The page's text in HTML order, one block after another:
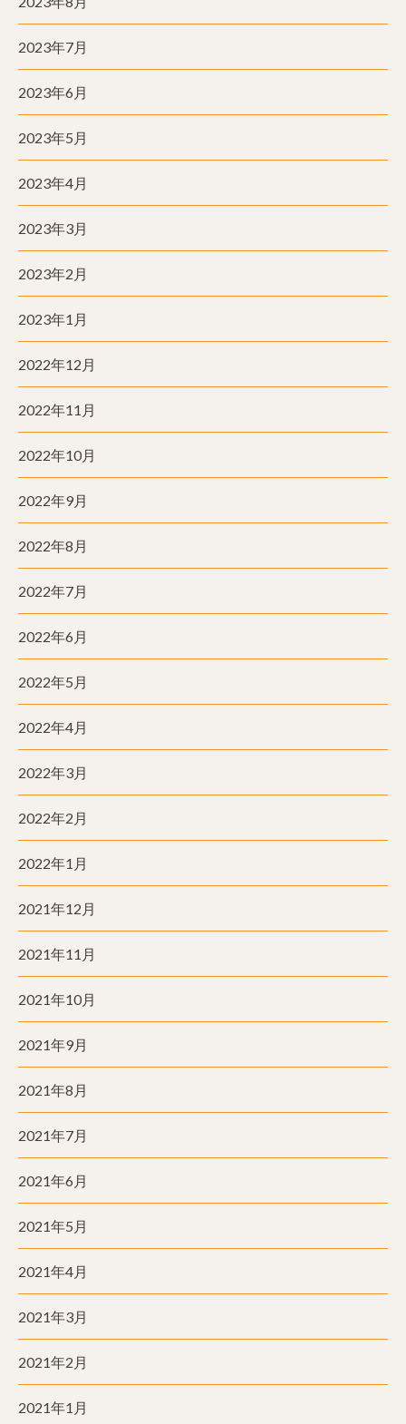
2023年7月
2023年6月
2023年5月
2023年4月
2023年3月
2023年2月
2023年1月
2022年12月
2022年11月
2022年10月
2022年9月
2022年8月
2022年7月
2022年6月
2022年5月
2022年4月
2022年3月
2022年2月
2022年1月
2021年12月
2021年11月
2021年10月
2021年9月
2021年8月
2021年7月
2021年6月
2021年5月
2021年4月
2021年3月
2021年2月
2021年1月